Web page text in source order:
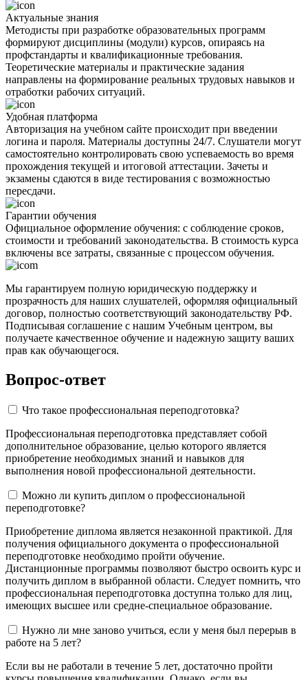
Актуальные знания
Методисты при разработке образовательных программ
формируют дисциплины (модули) курсов, опираясь на
профстандарты и квалификационные требования.
Теоретические материалы и практические задания
направлены на формирование реальных трудовых навыков и
отработки рабочих ситуаций.
Удобная платформа
Авторизация на учебном сайте происходит при введении
логина и пароля. Материалы доступны 24/7. Слушатели могут
самостоятельно контролировать свою успеваемость во время
прохождения текущей и итоговой аттестации. Зачеты и
экзамены сдаются в виде тестирования с возможностью
пересдачи.
Гарантии обучения
Официальное оформление обучения: с соблюдение сроков,
стоимости и требований законодательства. В стоимость курса
включены все затраты, связанные с процессом обучения.
Мы гарантируем полную юридическую поддержку и
прозрачность для наших слушателей, оформляя официальный
договор, полностью соответствующий законодательству РФ.
Подписывая соглашение с нашим Учебным центром, вы
получаете качественное обучение и надежную защиту ваших
прав как обучающегося.
Вопрос-ответ
Что такое профессиональная переподготовка?
Профессиональная переподготовка представляет собой
дополнительное образование, целью которого является
приобретение необходимых знаний и навыков для
выполнения новой профессиональной деятельности.
Можно ли купить диплом о профессиональной
переподготовке?
Приобретение диплома является незаконной практикой. Для
получения официального документа о профессиональной
переподготовке необходимо пройти обучение.
Дистанционные программы позволяют быстро освоить курс и
получить диплом в выбранной области. Следует помнить, что
профессиональная переподготовка доступна только для лиц,
имеющих высшее или средне-специальное образование.
Нужно ли мне заново учиться, если у меня был перерыв в
работе на 5 лет?
Если вы не работали в течение 5 лет, достаточно пройти